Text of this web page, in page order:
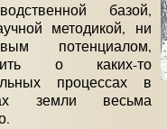
базой,
методикой, ни
потенциалом,
о каких-то
процессах в
земли весьма